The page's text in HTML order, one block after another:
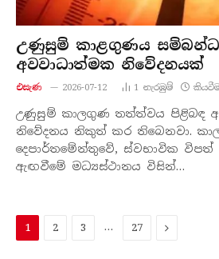
උණුසුම් කාළගුණය
අවවාධාත්මක නිවේදනයක්
එසැණ 2026-07-12 1 නැරඹු​ම්
උණුසුම් කාලගුණ තත්ත්වය පිළිබඳ
නිවේදනය නිකුත් කර තිබෙනවා.
දෙපාර්තමේන්තුවේ, ස්වභාවික
ඇඟවීමේ මධ්‍යස්ථානය විසින්…
1 2 3 … 27
ඊළ​